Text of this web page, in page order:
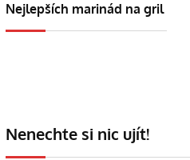
Nejlepších marinád na gril
Nenechte si nic ujít!